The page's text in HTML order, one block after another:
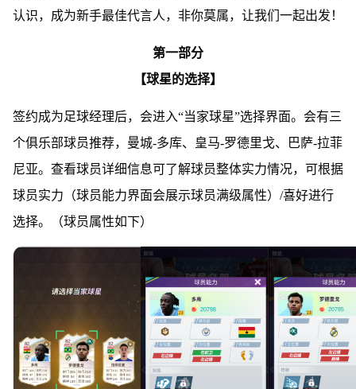
认识，成为新手最佳代言人，非你莫属，让我们一起出发！
第一部分
【球星的选择】
签约成为足球经理后，会进入“当家球星”选择界面。会有三
个俱乐部球员推荐，曼城-多库、皇马-罗德里戈、巴萨-拉菲
尼亚。查看球员详细信息可了解球员整体实力情况，可根据
球员实力（球员能力界面会展示球员满级属性）/喜好进行
选择。（球员属性如下）